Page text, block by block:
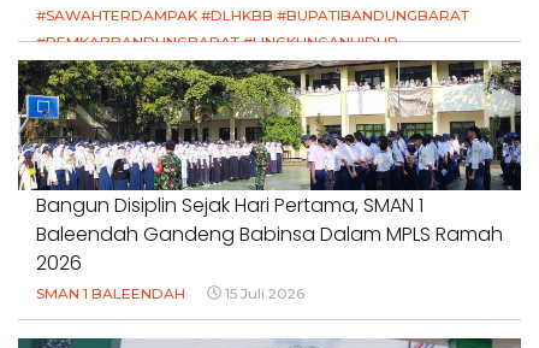
#SAWAHTERDAMPAK #DLHKBB #BUPATIBANDUNGBARAT
#PEMKABBANDUNGBARAT #LINGKUNGANHIDUP
#HAKPETANI #KEADILANUNTUKPETANI
#NORMALISASISALURAN #IRIGASIRUSAK
#DUGAANPENCEMARAN #AKUNTABILITASPEMERINTAH
18 Juli 2026
Bangun Disiplin Sejak Hari Pertama, SMAN 1
Baleendah Gandeng Babinsa Dalam MPLS Ramah
2026
SMAN 1 BALEENDAH 15 Juli 2026